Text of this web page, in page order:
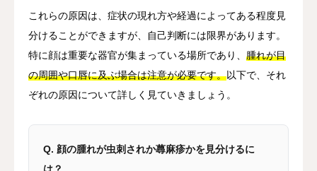
これらの原因は、症状の現れ方や経過によってある程度見
分けることができますが、自己判断には限界があります。
特に顔は重要な器官が集まっている場所であり、 腫れが目
の周囲や口唇に及ぶ場合は注意が必要です。以下で、それ
ぞれの原因について詳しく見ていきましょう。
Q. 顔の腫れが虫刺されか蕁麻疹かを見分けるに
は？